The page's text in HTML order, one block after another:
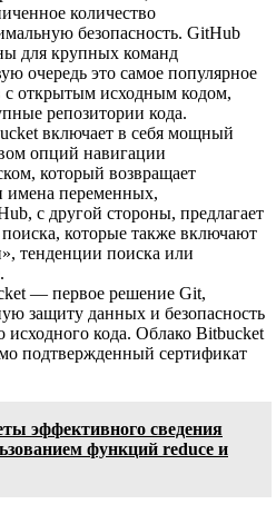
количество
безопасность. GitHub
для крупных команд
очередь это самое популярное
с открытым исходным кодом,
репозитории кода.
включает в себя мощный
опций навигации
который возвращает
имена переменных,
с другой стороны, предлагает
которые также включают
тенденции поиска или
— первое решение Git,
защиту данных и безопасность
исходного кода. Облако Bitbucket
подтвержденный сертификат
эффективного сведения
функций reduce и